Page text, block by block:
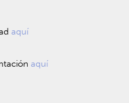
aquí
aquí